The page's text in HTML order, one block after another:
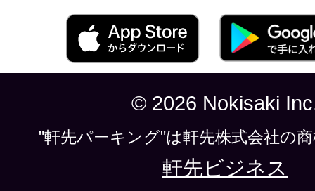
© 2026 Nokisaki
"軒先パーキング"は軒先株式会社の
軒先ビジネス